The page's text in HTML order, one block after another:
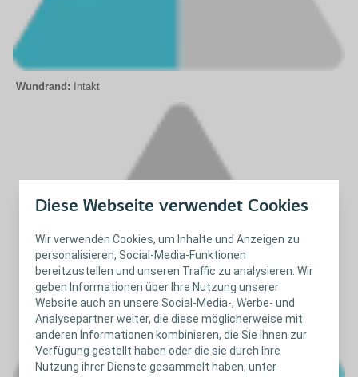
Diese Webseite verwendet Cookies
Wir verwenden Cookies, um Inhalte und Anzeigen zu
personalisieren, Social-Media-Funktionen
bereitzustellen und unseren Traffic zu analysieren. Wir
geben Informationen über Ihre Nutzung unserer
Website auch an unsere Social-Media-, Werbe- und
Analysepartner weiter, die diese möglicherweise mit
anderen Informationen kombinieren, die Sie ihnen zur
Verfügung gestellt haben oder die sie durch Ihre
Nutzung ihrer Dienste gesammelt haben, unter
Wundrand: Intakt